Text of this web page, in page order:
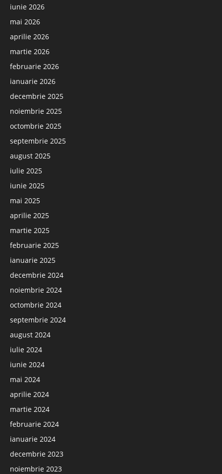
iunie 2026
mai 2026
aprilie 2026
martie 2026
februarie 2026
ianuarie 2026
decembrie 2025
noiembrie 2025
octombrie 2025
septembrie 2025
august 2025
iulie 2025
iunie 2025
mai 2025
aprilie 2025
martie 2025
februarie 2025
ianuarie 2025
decembrie 2024
noiembrie 2024
octombrie 2024
septembrie 2024
august 2024
iulie 2024
iunie 2024
mai 2024
aprilie 2024
martie 2024
februarie 2024
ianuarie 2024
decembrie 2023
noiembrie 2023